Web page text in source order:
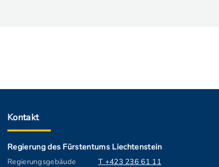
Kontakt
Regierung des Fürstentums Liechtenstein
Regierungsgebäude
T +423 236 61 11